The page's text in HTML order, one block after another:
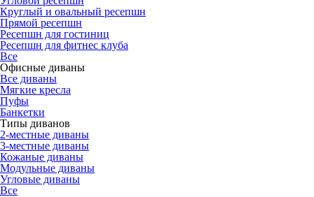
Круглый и овальный ресепшн
Прямой ресепшн
Ресепшн для гостиниц
Ресепшн для фитнес клуба
Все
Офисные диваны
Все диваны
Мягкие кресла
Пуфы
Банкетки
Типы диванов
2-местные диваны
3-местные диваны
Кожаные диваны
Модульные диваны
Угловые диваны
Все